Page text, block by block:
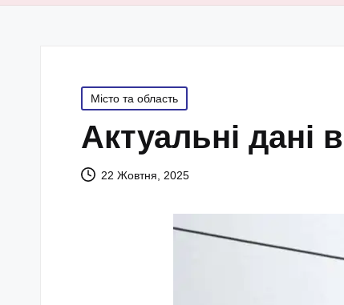
Posted
in
Місто та область
Актуальні дані
22 Жовтня, 2025